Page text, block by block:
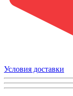
Условия доставки